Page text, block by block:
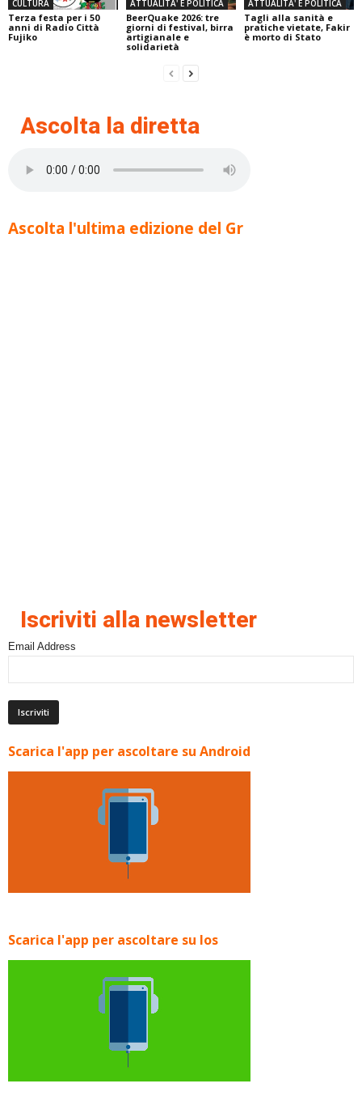
CULTURA
Terza festa per i 50
anni di Radio Città
Fujiko
ATTUALITA' E POLITICA
BeerQuake 2026: tre
giorni di festival, birra
artigianale e
solidarietà
ATTUALITA' E POLITICA
Tagli alla sanità e
pratiche vietate, Fakir
è morto di Stato
Ascolta la diretta
Ascolta l'ultima edizione del Gr
Iscriviti alla newsletter
Email Address
Scarica l'app per ascoltare su Android
Scarica l'app per ascoltare su Ios